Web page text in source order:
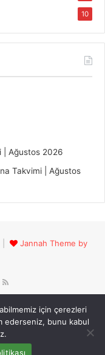
10
| Ağustos 2026
Takvimi | Ağustos
|
Jannah Theme by
için çerezleri
ederseniz, bunu kabul